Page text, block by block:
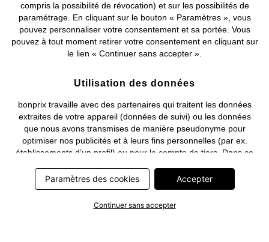
Deutsch Français
compris la possibilité de révocation) et sur les possibilités de
paramétrage. En cliquant sur le bouton « Paramètres », vous
pouvez personnaliser votre consentement et sa portée. Vous
pouvez à tout moment retirer votre consentement en cliquant sur
le lien « Continuer sans accepter ».
Utilisation des données
bonprix travaille avec des partenaires qui traitent les données
extraites de votre appareil (données de suivi) ou les données
que nous avons transmises de manière pseudonyme pour
optimiser nos publicités et à leurs fins personnelles (par ex.
établissements d’un profil) ou pour le compte de tiers. Dans ce
transmission de vos données pseudonymisées mais également
le traitement ultérieur de ces données par ce prestataire
nécessitent un consentement. Les données de suivi seront alors
collectées ou vos données pseudonymisées seront alors
Paramètres des cookies Accepter
Continuer sans accepter